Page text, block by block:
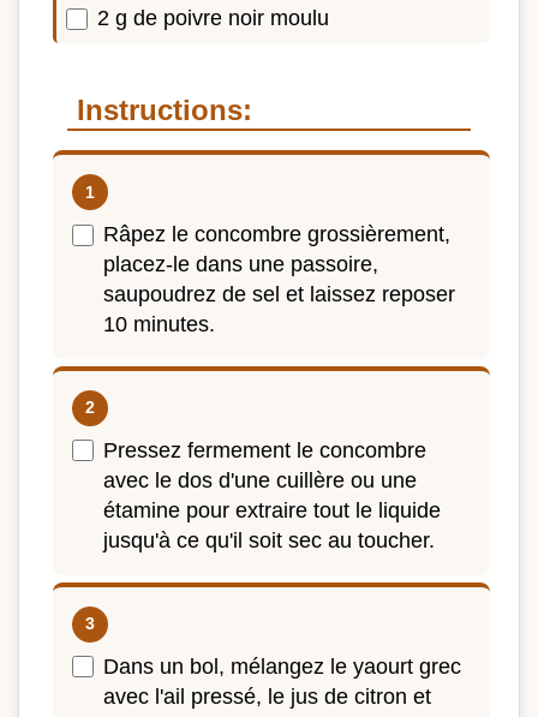
2 g de poivre noir moulu
Instructions:
Râpez le concombre grossièrement,
placez-le dans une passoire,
saupoudrez de sel et laissez reposer
10 minutes.
Pressez fermement le concombre
avec le dos d'une cuillère ou une
étamine pour extraire tout le liquide
jusqu'à ce qu'il soit sec au toucher.
Dans un bol, mélangez le yaourt grec
avec l'ail pressé, le jus de citron et